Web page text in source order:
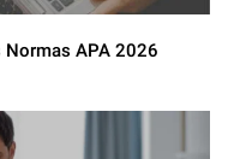
Normas APA 2026